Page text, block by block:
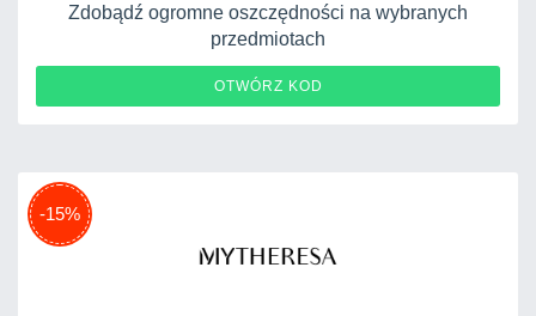
Zdobądź ogromne oszczędności na wybranych
przedmiotach
OTWÓRZ KOD
-15%